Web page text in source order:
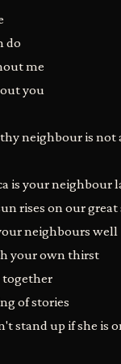
do
me
you
neighbour is not
is your neighbour
rises on our
neighbours well
your own thirst
together
of stories
stand up if she is